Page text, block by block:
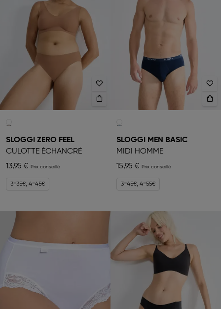
SLOGGI ZERO FEEL
CULOTTE ÉCHANCRÉ
13,95 €
3=35€, 4=45€
SLOGGI MEN BASIC
MIDI HOMME
15,95 €
3=45€, 4=55€